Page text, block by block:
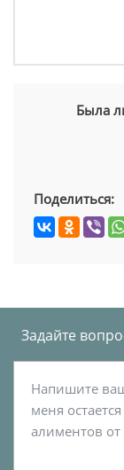
Была
Поделиться:
Задайте